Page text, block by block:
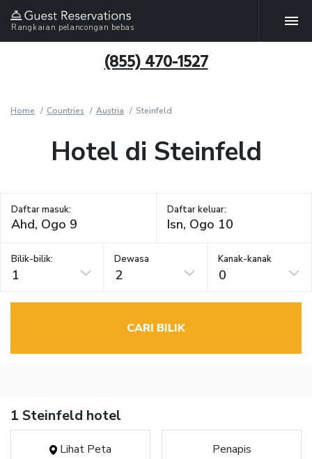
Rangkaian pelancongan bebas
(855) 470-1527
Home Countries Austria Steinfeld
Hotel di Steinfeld
Daftar masuk: Daftar keluar:
Bilik-bilik:
1
Dewasa
2
Kanak-kanak
0
CARI BILIK
1 Steinfeld hotel
Lihat Peta Penapis